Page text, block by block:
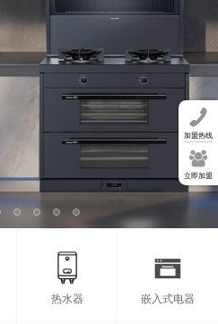
热水器 嵌入式电器
加盟热线
立即加盟